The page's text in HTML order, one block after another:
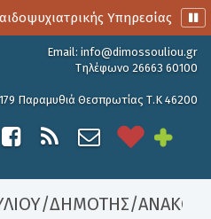
Υπηρεσίας
Email: info@dimossouliou.gr
Τηλέφωνο 26663 60100
Παραμυθιά Θεσπρωτίας Τ.Κ 46200
/ΔΗΜΟΤΗΣ/